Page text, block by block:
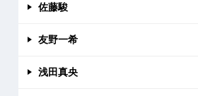
佐藤駿
友野一希
浅田真央